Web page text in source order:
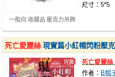
一般向 收藏品 壓克力吊飾
尺寸：5*5
死亡愛麗絲 現實篇小紅帽閃粉壓
死亡愛麗絲
作者： B帽